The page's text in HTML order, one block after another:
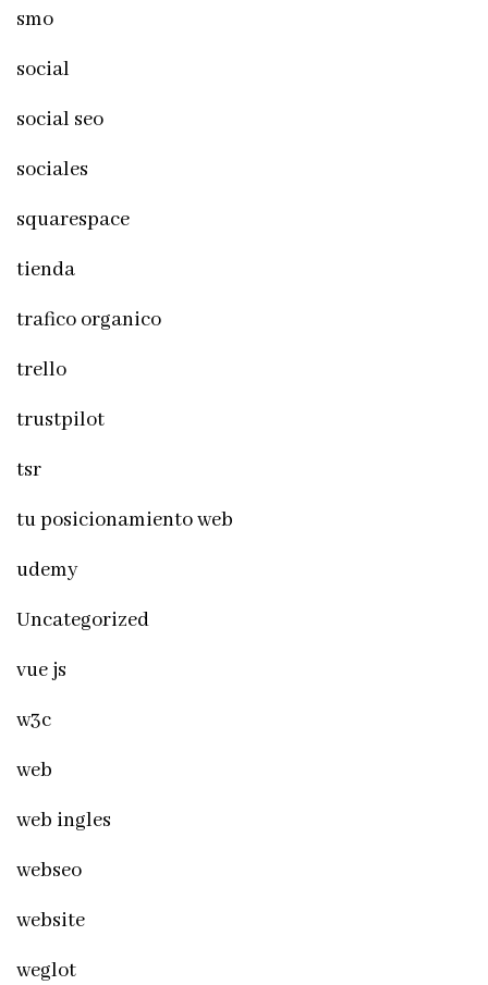
smo
social
social seo
sociales
squarespace
tienda
trafico organico
trello
trustpilot
tsr
tu posicionamiento web
udemy
Uncategorized
vue js
w3c
web
web ingles
webseo
website
weglot